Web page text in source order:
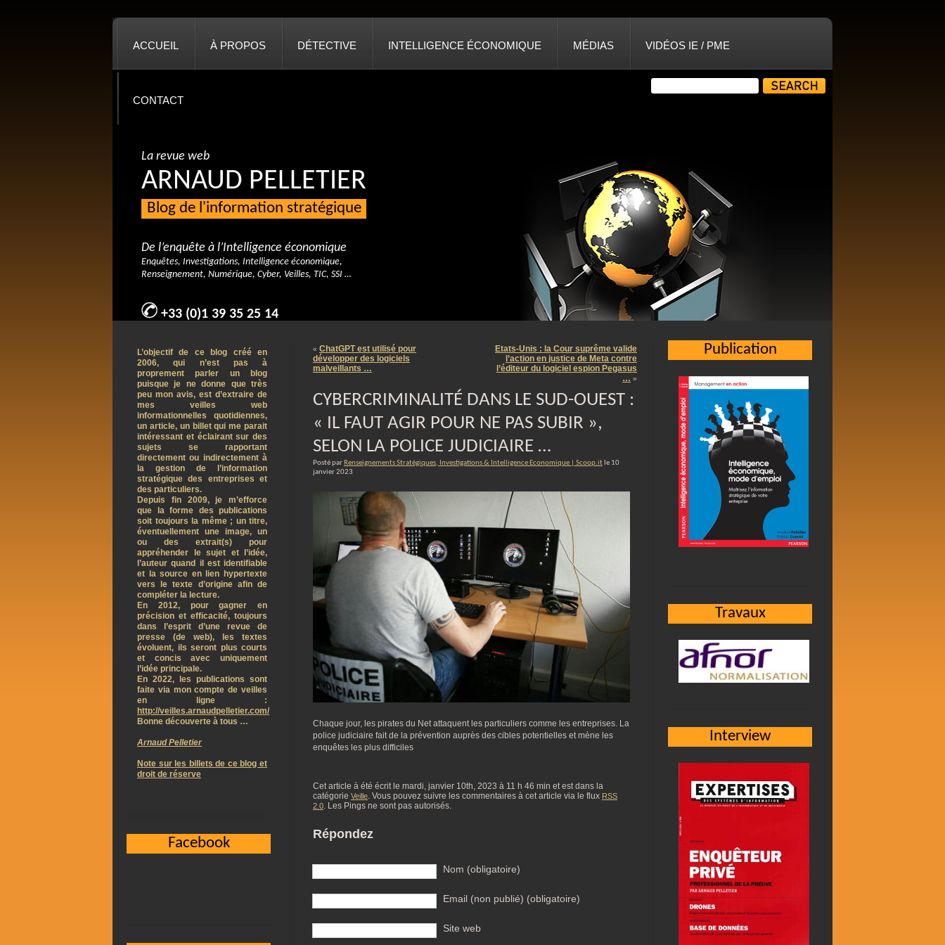
ACCUEIL À PROPOS DÉTECTIVE INTELLIGENCE ÉCONOMIQUE MÉDIAS VIDÉOS IE / PME
CONTACT
La revue web
ARNAUD PELLETIER
Blog de l'information stratégique
De l’enquête à l’Intelligence économique
Enquêtes, Investigations, Intelligence économique,
Renseignement, Numérique, Cyber, Veilles, TIC, SSI …
+33 (0)1 39 35 25 14
« ChatGPT est utilisé pour
développer des logiciels
malveillants …
Etats-Unis : la Cour suprême valide
l’action en justice de Meta contre
l’éditeur du logiciel espion Pegasus
… »
CYBERCRIMINALITÉ DANS LE SUD-OUEST :
« IL FAUT AGIR POUR NE PAS SUBIR »,
SELON LA POLICE JUDICIAIRE …
Posté par Renseignements Stratégiques, Investigations & Intelligence Economique | Scoop.it le 10
janvier 2023
Chaque jour, les pirates du Net attaquent les particuliers comme les entreprises. La
police judiciaire fait de la prévention auprès des cibles potentielles et mène les
enquêtes les plus difficiles
Cet article à été écrit le mardi, janvier 10th, 2023 à 11 h 46 min et est dans la
catégorie Veille. Vous pouvez suivre les commentaires à cet article via le flux RSS
2.0. Les Pings ne sont pas autorisés.
Répondez
Nom (obligatoire)
Email (non publié) (obligatoire)
Site web
Publication
Travaux
Interview
L’objectif de ce blog créé en
2006, qui n’est pas à
proprement parler un blog
puisque je ne donne que très
peu mon avis, est d’extraire de
mes veilles web
informationnelles quotidiennes,
un article, un billet qui me parait
intéressant et éclairant sur des
sujets se rapportant
directement ou indirectement à
la gestion de l’information
stratégique des entreprises et
des particuliers.
Depuis fin 2009, je m’efforce
que la forme des publications
soit toujours la même ; un titre,
éventuellement une image, un
ou des extrait(s) pour
appréhender le sujet et l’idée,
l’auteur quand il est identifiable
et la source en lien hypertexte
vers le texte d’origine afin de
compléter la lecture.
En 2012, pour gagner en
précision et efficacité, toujours
dans l’esprit d’une revue de
presse (de web), les textes
évoluent, ils seront plus courts
et concis avec uniquement
l’idée principale.
En 2022, les publications sont
faite via mon compte de veilles
en ligne :
http://veilles.arnaudpelletier.com/
Bonne découverte à tous …
Arnaud Pelletier
Note sur les billets de ce blog et
droit de réserve
Facebook